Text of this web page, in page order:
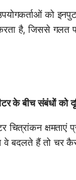
को इनपुट
है, जिससे गलत
के बीच संबंधों को
क्षमताएं
बदलते हैं तो चर